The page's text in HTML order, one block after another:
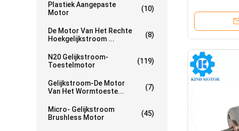
Plastiek Aangepaste
Motor
(10)
De Motor Van Het Rechte
Hoekgelijkstroom ...
(8)
N20 Gelijkstroom-
Toestelmotor
(119)
Gelijkstroom-De Motor
Van Het Wormtoeste...
(7)
Micro- Gelijkstroom
Brushless Motor
(45)